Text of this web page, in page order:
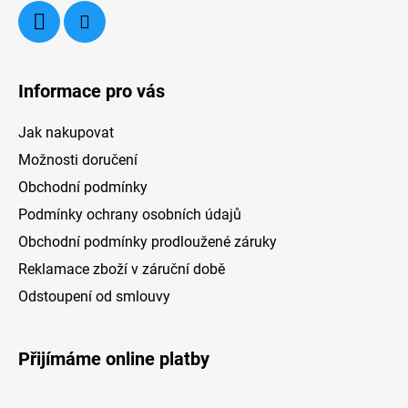
Informace pro vás
Jak nakupovat
Možnosti doručení
Obchodní podmínky
Podmínky ochrany osobních údajů
Obchodní podmínky prodloužené záruky
Reklamace zboží v záruční době
Odstoupení od smlouvy
Přijímáme online platby